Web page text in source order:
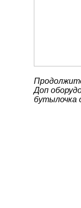
Доп
бутылочка